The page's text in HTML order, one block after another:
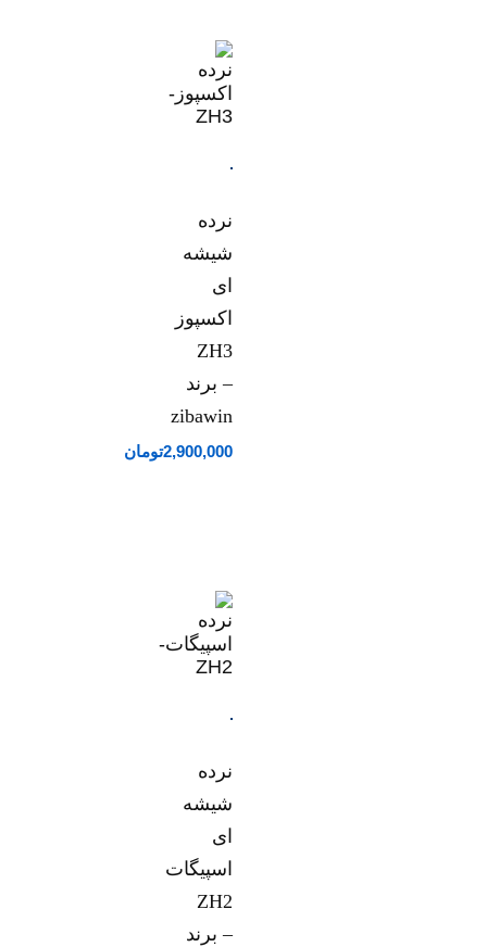
نرده
شیشه
ای
اکسپوز
ZH3
– برند
zibawin
2,900,000تومان
نرده
شیشه
ای
اسپیگات
ZH2
– برند